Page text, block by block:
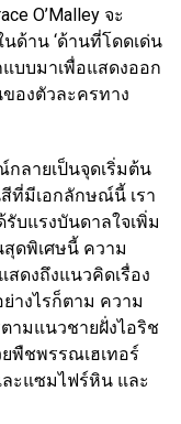
O’Malley จะ
นด้าน ‘ด้านที่โดดเด่น
แบบมาเพื่อแสดงออก
องตัวละครทาง
ลายเป็นจุดเริ่มต้น
ที่มีเอกลักษณ์นี้ เรา
บแรงบันดาลใจเพิ่ม
ดพิเศษนี้ ความ
ดงถึงแนวคิดเรื่อง
างไรก็ตาม ความ
ามแนวชายฝั่งไอริช
พืชพรรณเฮเทอร์
ะแซมไฟร์หิน และ